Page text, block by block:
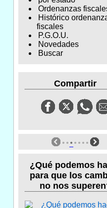
Ordenanzas
Histórico
fiscales
P.G.O.U.
Novedades
Buscar
Compartir
¿Qué podemos
para que los
no nos